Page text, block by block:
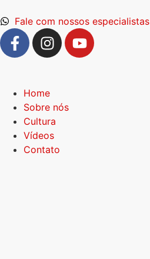
Fale com nossos especialistas
Home
Sobre nós
Cultura
Vídeos
Contato